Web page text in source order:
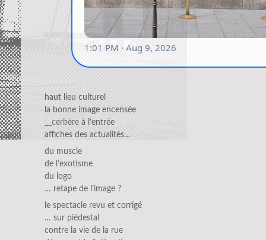
haut lieu culturel
la bonne image encensée
__cerbère à l’entrée
affiches des actualités…
du muscle
de l’exotisme
du logo
… retape de l’image ?
le spectacle revu et corrigé
… sur piédestal
contre la vie de la rue